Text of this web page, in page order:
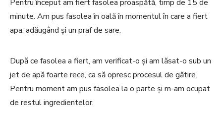
Pentru început am fiert fasolea proaspătă, timp de 15 de
minute. Am pus fasolea în oală în momentul în care a fiert
apa, adăugând și un praf de sare.
După ce fasolea a fiert, am verificat-o și am lăsat-o sub un
jet de apă foarte rece, ca să opresc procesul de gătire.
Pentru moment am pus fasolea la o parte și m-am ocupat
de restul ingredientelor.